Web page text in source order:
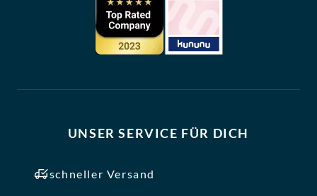
UNSER SERVICE FÜR DICH
schneller Versand